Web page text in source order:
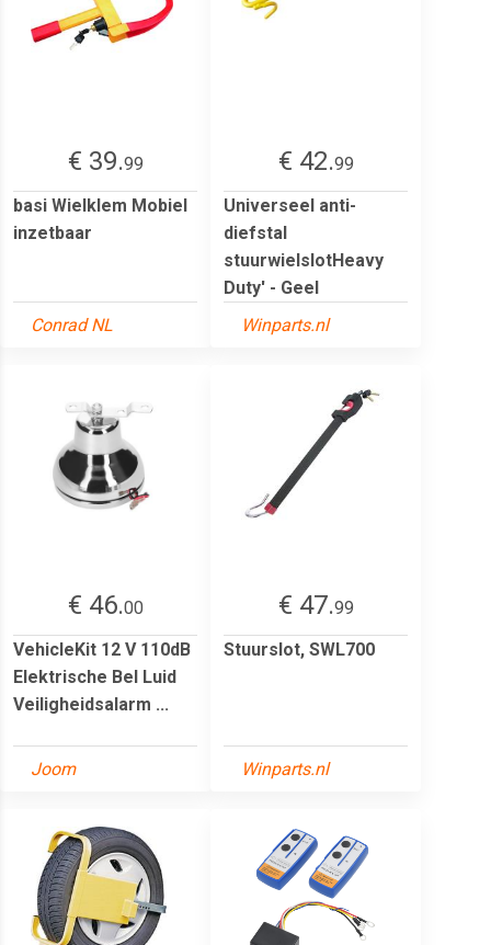
€ 39.99
basi Wielklem Mobiel
inzetbaar
Conrad NL
€ 42.99
Universeel anti-
diefstal
stuurwielslotHeavy
Duty' - Geel
Winparts.nl
€ 46.00
VehicleKit 12 V 110dB
Elektrische Bel Luid
Veiligheidsalarm ...
Joom
€ 47.99
Stuurslot, SWL700
Winparts.nl